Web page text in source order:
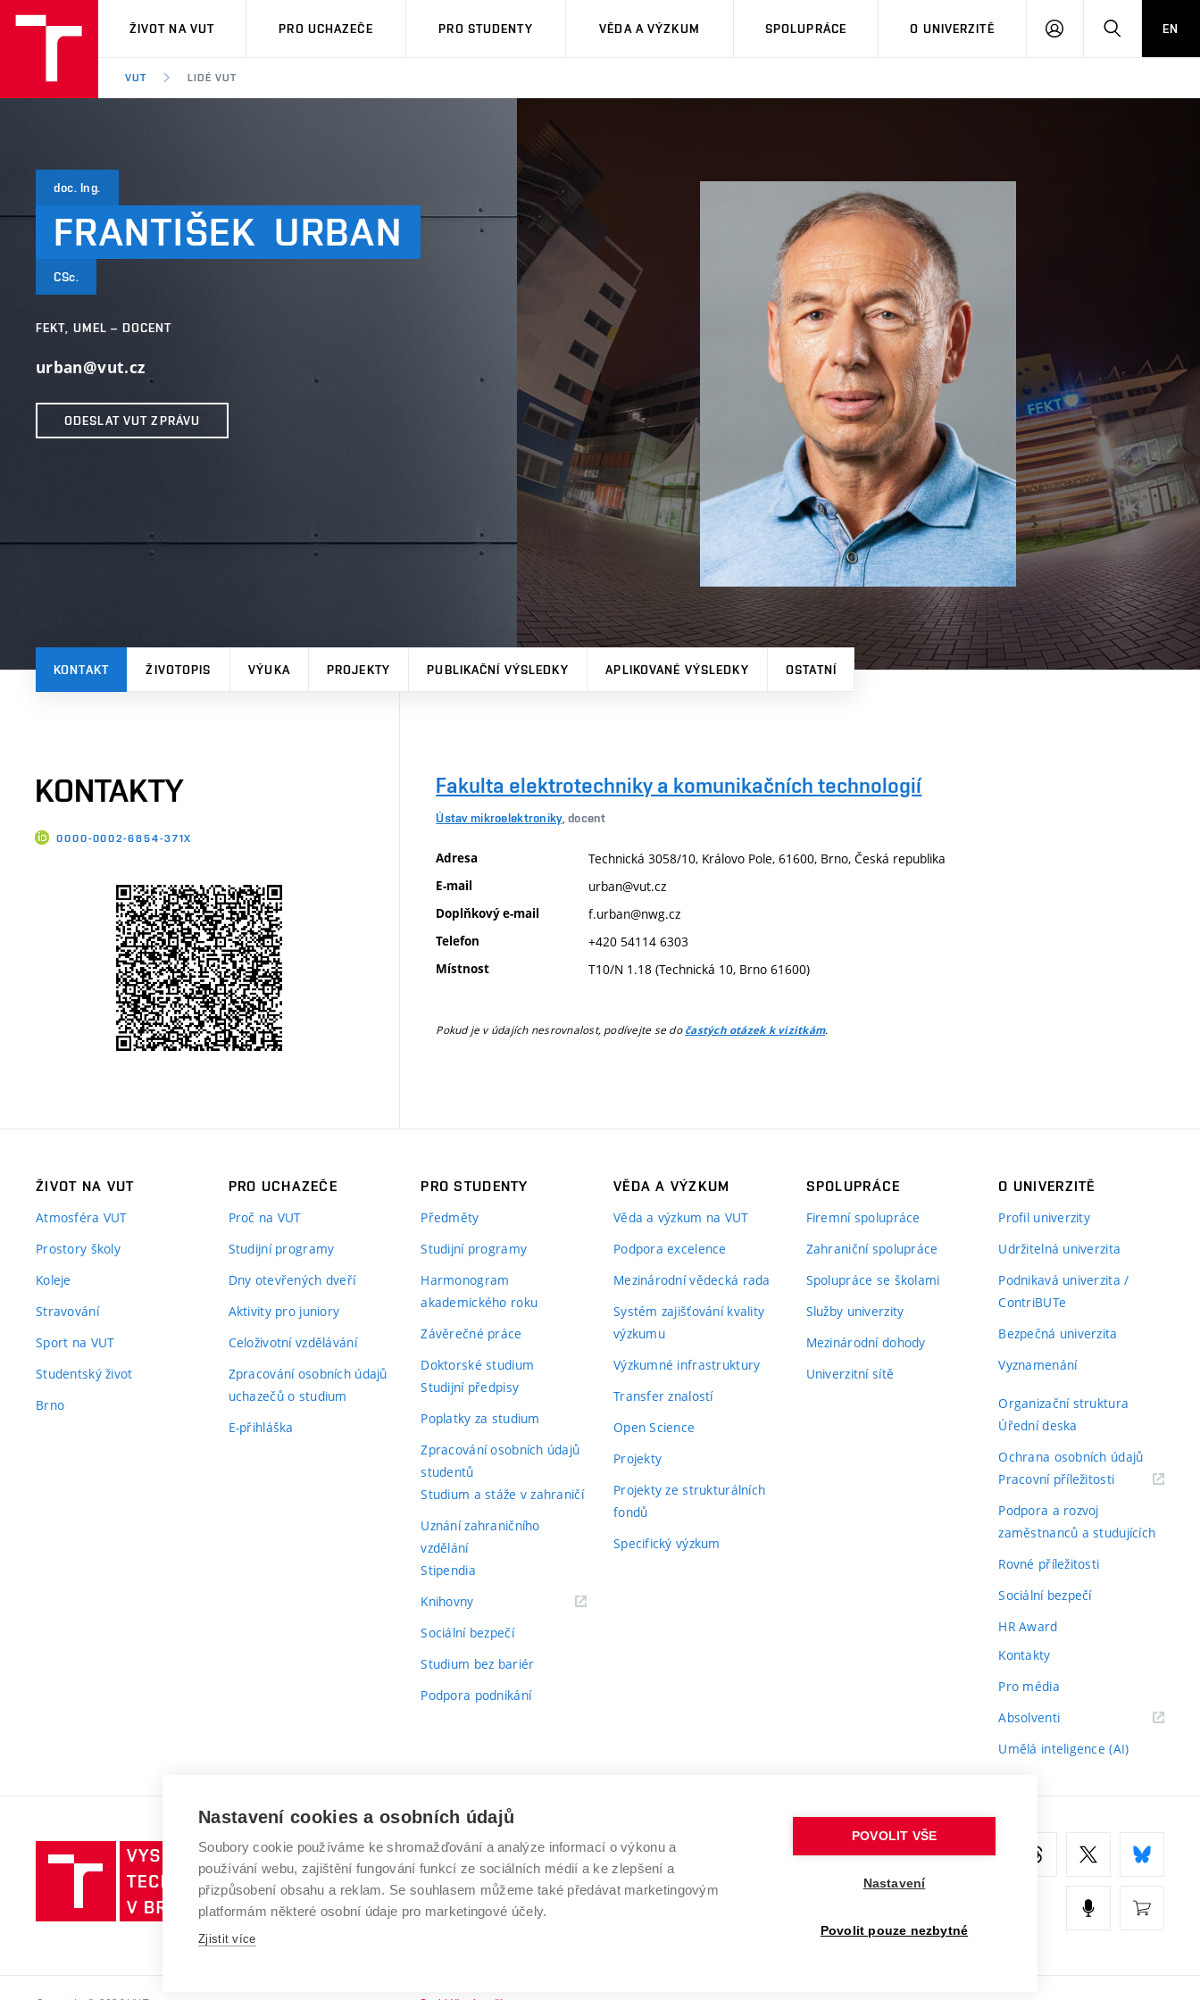
VUT
ŽIVOT NA VUT PRO UCHAZEČE PRO STUDENTY VĚDA A VÝZKUM SPOLUPRÁCE O UNIVERZITĚ
PŘIHLÁSIT HLEDATEN
VUT LIDÉ VUT
doc. Ing.
FRANTIŠEK URBAN
CSc.
FEKT, UMEL – DOCENT
urban@vut.cz
ODESLAT VUT ZPRÁVU
KONTAKT ŽIVOTOPIS VÝUKA PROJEKTY PUBLIKAČNÍ VÝSLEDKY APLIKOVANÉ VÝSLEDKY OSTATNÍ
KONTAKTY
0000-0002-6854-371X
Fakulta elektrotechniky a komunikačních technologií
Ústav mikroelektroniky, docent
Adresa Technická 3058/10, Královo Pole, 61600, Brno, Česká republika
E-mail urban@vut.cz
Doplňkový e-mail f.urban@nwg.cz
Telefon +420 54114 6303
Místnost T10/N 1.18 (Technická 10, Brno 61600)
Pokud je v údajích nesrovnalost, podívejte se dočastých otázek k vizitkám.
ŽIVOT NA VUT
Atmosféra VUT
Prostory školy
Koleje
Stravování
Sport na VUT
Studentský život
Brno
PRO UCHAZEČE
Proč na VUT
Studijní programy
Dny otevřených dveří
Aktivity pro juniory
Celoživotní vzdělávání
Zpracování osobních údajů
uchazečů o studium
E-přihláška
PRO STUDENTY
Předměty
Studijní programy
Harmonogram
akademického roku
Závěrečné práce
Doktorské studium
Studijní předpisy
Poplatky za studium
Zpracování osobních údajů
studentů
Studium a stáže v zahraničí
Uznání zahraničního
vzdělání
Stipendia
Knihovny(externí
Sociální bezpečí
Studium bez bariér
Podpora podnikání
VĚDA A VÝZKUM
Věda a výzkum na VUT
Podpora excelence
Mezinárodní vědecká rada
Systém zajišťování kvality
výzkumu
Výzkumné infrastruktury
Transfer znalostí
Open Science
Projekty
Projekty ze strukturálních
fondů
Specifický výzkum
SPOLUPRÁCE
Firemní spolupráce
Zahraniční spolupráce
Spolupráce se školami
Služby univerzity
Mezinárodní dohody
Univerzitní sítě
O UNIVERZITĚ
Profil univerzity
Udržitelná univerzita
Podnikavá univerzita /
ContriBUTe
Bezpečná univerzita
Vyznamenání
Organizační struktura
Úřední deska
Ochrana osobních údajů
Pracovní příležitosti(externí
Podpora a rozvoj
zaměstnanců a studujících
Rovné příležitosti
Sociální bezpečí
HR Award
Kontakty
Pro média
Absolventi(externí
Umělá inteligence (AI)
Vysoké
učení
technické
v
VYSOKÉ UČENÍ TECHNICKÉ V BRNĚ
Antonínská 548/1
602 00 Brno
www.vut.cz
Nastavení cookies a osobních údajů
Soubory cookie používáme ke shromažďování a analýze informací o výkonu a
používání webu, zajištění fungování funkcí ze sociálních médií a ke zlepšení a
přizpůsobení obsahu a reklam. Se souhlasem můžeme také předávat marketingovým
platformám některé osobní údaje pro marketingové účely.
Zjistit více
POVOLIT VŠE
Nastavení
Povolit pouze nezbytné